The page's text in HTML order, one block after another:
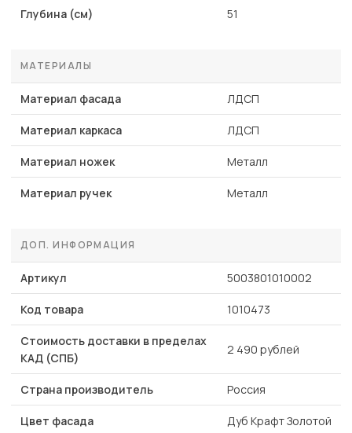
Глубина (см) 51
МАТЕРИАЛЫ
Материал фасада ЛДСП
Материал каркаса ЛДСП
Материал ножек Металл
Материал ручек Металл
ДОП. ИНФОРМАЦИЯ
Артикул 5003801010002
Код товара 1010473
Стоимость доставки в пределах
КАД (СПБ)
2 490 рублей
Страна производитель Россия
Цвет фасада Дуб Крафт Золотой